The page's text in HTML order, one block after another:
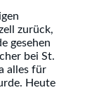
zurück,
gesehen
bei St.
alles für
Heute